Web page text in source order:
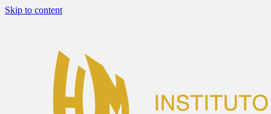
Skip to content